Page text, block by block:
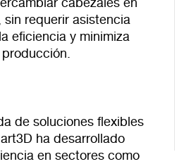
requerir asistencia
eficiencia y minimiza
de soluciones flexibles
ha desarrollado
en sectores como